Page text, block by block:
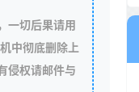
一切后果请用
中彻底删除上
侵权请邮件与